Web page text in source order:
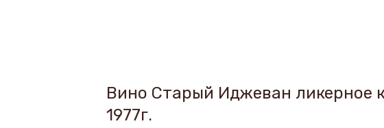
Вино Старый Иджеван ликерное
1977г.